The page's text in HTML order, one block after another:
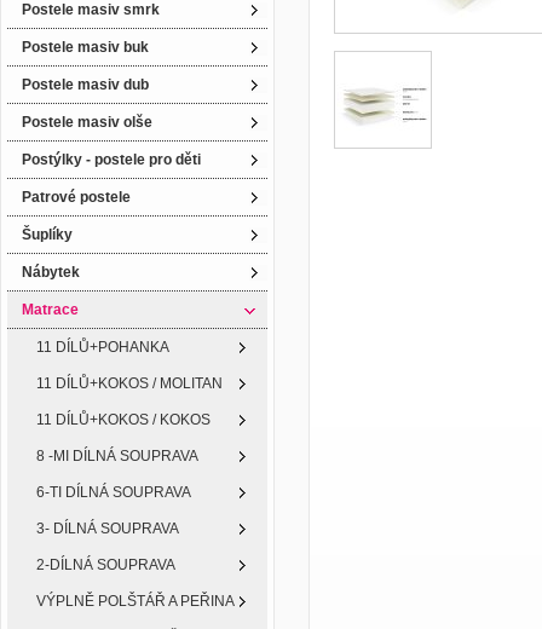
Postele masiv smrk
Postele masiv buk
Postele masiv dub
Postele masiv olše
Postýlky - postele pro děti
Patrové postele
Šuplíky
Nábytek
Matrace
11 DÍLŮ+POHANKA
11 DÍLŮ+KOKOS / MOLITAN
11 DÍLŮ+KOKOS / KOKOS
8 -MI DÍLNÁ SOUPRAVA
6-TI DÍLNÁ SOUPRAVA
3- DÍLNÁ SOUPRAVA
2-DÍLNÁ SOUPRAVA
VÝPLNĚ POLŠTÁŘ A PEŘINA